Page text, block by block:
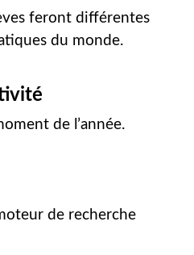
feront différentes
du monde.
de l’année.
de recherche